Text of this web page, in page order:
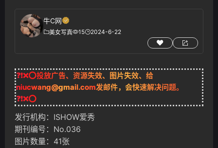
牛C网
美女写真 15 2024-6-22
❓❗❌⭕投放广告、资源失效、图片失效、给
niucwang@gmail.com发邮件，会快速解决问题。
❓❗❌⭕
发行机构：ISHOW爱秀
期刊编号：No.036
图片数量：41张